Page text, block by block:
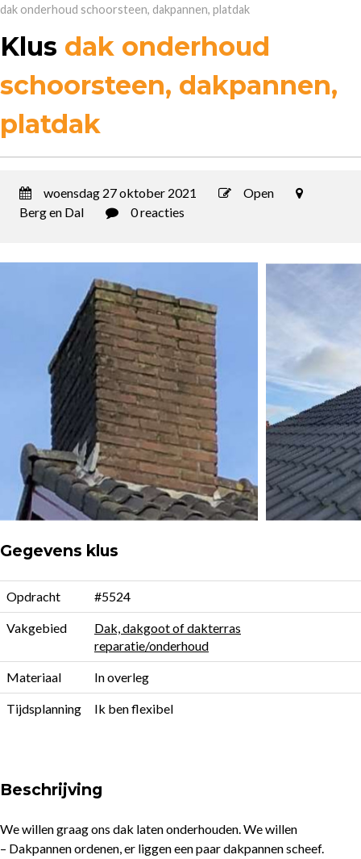
dak onderhoud schoorsteen, dakpannen, platdak
Klus dak onderhoud
schoorsteen, dakpannen,
platdak
woensdag 27 oktober 2021
Open
Berg en Dal
0 reacties
Gegevens klus
Opdracht #5524
Vakgebied
Dak, dakgoot of dakterras
reparatie/onderhoud
Materiaal In overleg
Tijdsplanning Ik ben flexibel
Beschrijving
We willen graag ons dak laten onderhouden. We willen
– Dakpannen ordenen, er liggen een paar dakpannen scheef.